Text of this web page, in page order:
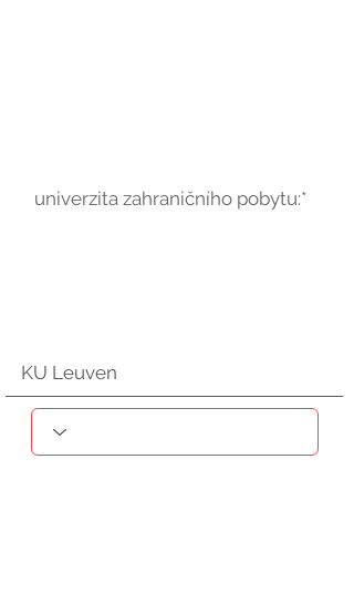
univerzita zahraničního pobytu:*